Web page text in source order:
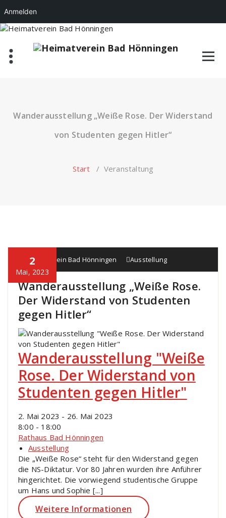
Anmelden
Zum
springen
Wanderausstellung „Weiße Rose. Der Widerstand
von Studenten gegen Hitler“
Start / Veranstaltung
2
Mai, 2023
Heimatverein Bad Hönningen Ausstellung
Wanderausstellung „Weiße Rose.
Der Widerstand von Studenten
gegen Hitler“
Wanderausstellung "Weiße
Rose. Der Widerstand von
Studenten gegen Hitler"
2. Mai 2023 - 26. Mai 2023
8:00 - 18:00
Rathaus Bad Hönningen
Ausstellung
Die „Weiße Rose“ steht für den Widerstand gegen
die NS-Diktatur. Vor 80 Jahren wurden ihre Anführer
hingerichtet. Die vorwiegend studentische Gruppe
um Hans und Sophie [...]
Weitere Informationen